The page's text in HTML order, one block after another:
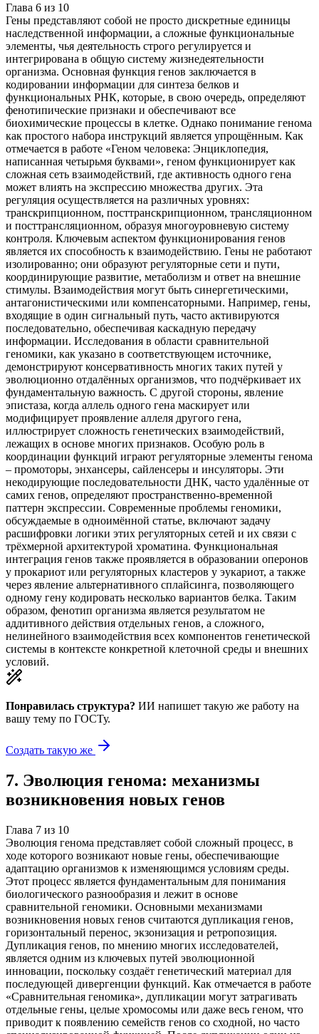
Глава 6 из 10
Гены представляют собой не просто дискретные единицы
наследственной информации, а сложные функциональные
элементы, чья деятельность строго регулируется и
интегрирована в общую систему жизнедеятельности
организма. Основная функция генов заключается в
кодировании информации для синтеза белков и
функциональных РНК, которые, в свою очередь, определяют
фенотипические признаки и обеспечивают все
биохимические процессы в клетке. Однако понимание генома
как простого набора инструкций является упрощённым. Как
отмечается в работе «Геном человека: Энциклопедия,
написанная четырьмя буквами», геном функционирует как
сложная сеть взаимодействий, где активность одного гена
может влиять на экспрессию множества других. Эта
регуляция осуществляется на различных уровнях:
транскрипционном, посттранскрипционном, трансляционном
и посттрансляционном, образуя многоуровневую систему
контроля. Ключевым аспектом функционирования генов
является их способность к взаимодействию. Гены не работают
изолированно; они образуют регуляторные сети и пути,
координирующие развитие, метаболизм и ответ на внешние
стимулы. Взаимодействия могут быть синергетическими,
антагонистическими или компенсаторными. Например, гены,
входящие в один сигнальный путь, часто активируются
последовательно, обеспечивая каскадную передачу
информации. Исследования в области сравнительной
геномики, как указано в соответствующем источнике,
демонстрируют консервативность многих таких путей у
эволюционно отдалённых организмов, что подчёркивает их
фундаментальную важность. С другой стороны, явление
эпистаза, когда аллель одного гена маскирует или
модифицирует проявление аллеля другого гена,
иллюстрирует сложность генетических взаимодействий,
лежащих в основе многих признаков. Особую роль в
координации функций играют регуляторные элементы генома
– промоторы, энхансеры, сайленсеры и инсуляторы. Эти
некодирующие последовательности ДНК, часто удалённые от
самих генов, определяют пространственно-временной
паттерн экспрессии. Современные проблемы геномики,
обсуждаемые в одноимённой статье, включают задачу
расшифровки логики этих регуляторных сетей и их связи с
трёхмерной архитектурой хроматина. Функциональная
интеграция генов также проявляется в образовании оперонов
у прокариот или регуляторных кластеров у эукариот, а также
через явление альтернативного сплайсинга, позволяющего
одному гену кодировать несколько вариантов белка. Таким
образом, фенотип организма является результатом не
аддитивного действия отдельных генов, а сложного,
нелинейного взаимодействия всех компонентов генетической
системы в контексте конкретной клеточной среды и внешних
условий.
Понравилась структура? ИИ напишет такую же работу на
вашу тему по ГОСТу.
Создать такую же
7. Эволюция генома: механизмы
возникновения новых генов
Глава 7 из 10
Эволюция генома представляет собой сложный процесс, в
ходе которого возникают новые гены, обеспечивающие
адаптацию организмов к изменяющимся условиям среды.
Этот процесс является фундаментальным для понимания
биологического разнообразия и лежит в основе
сравнительной геномики. Основными механизмами
возникновения новых генов считаются дупликация генов,
горизонтальный перенос, экзонизация и ретропозиция.
Дупликация генов, по мнению многих исследователей,
является одним из ключевых путей эволюционной
инновации, поскольку создаёт генетический материал для
последующей дивергенции функций. Как отмечается в работе
«Сравнительная геномика», дупликации могут затрагивать
отдельные гены, целые хромосомы или даже весь геном, что
приводит к появлению семейств генов со сходной, но часто